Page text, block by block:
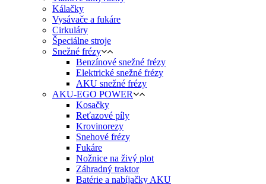
Kálačky
Vysávače a fukáre
Cirkuláry
Špeciálne stroje
Snežné frézy
Benzínové snežné frézy
Elektrické snežné frézy
AKU snežné frézy
AKU-EGO POWER
Kosačky
Reťazové píly
Krovinorezy
Snehové frézy
Fukáre
Nožnice na živý plot
Záhradný traktor
Batérie a nabíjačky AKU